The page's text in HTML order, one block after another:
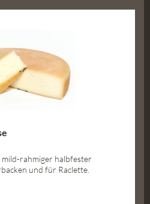
rahmiger halbfester
und für Raclette.